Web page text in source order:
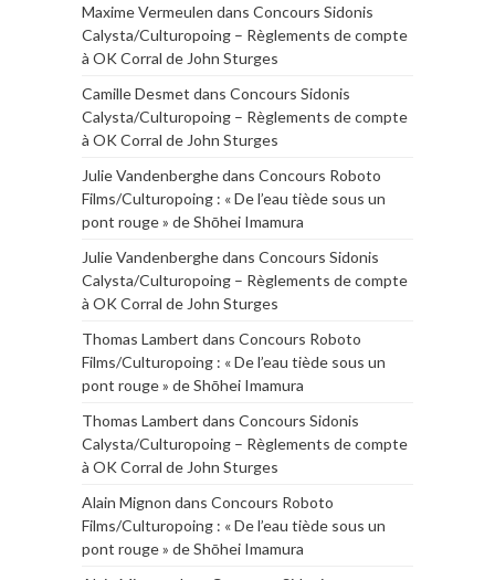
Maxime Vermeulen dans Concours Sidonis
Calysta/Culturopoing – Règlements de compte
à OK Corral de John Sturges
Camille Desmet dans Concours Sidonis
Calysta/Culturopoing – Règlements de compte
à OK Corral de John Sturges
Julie Vandenberghedans Concours Roboto
Films/Culturopoing : « De l’eau tiède sous un
pont rouge » de Shōhei Imamura
Julie Vandenberghedans Concours Sidonis
Calysta/Culturopoing – Règlements de compte
à OK Corral de John Sturges
Thomas Lambert dans Concours Roboto
Films/Culturopoing : « De l’eau tiède sous un
pont rouge » de Shōhei Imamura
Thomas Lambert dans Concours Sidonis
Calysta/Culturopoing – Règlements de compte
à OK Corral de John Sturges
Alain Mignon dans Concours Roboto
Films/Culturopoing : « De l’eau tiède sous un
pont rouge » de Shōhei Imamura